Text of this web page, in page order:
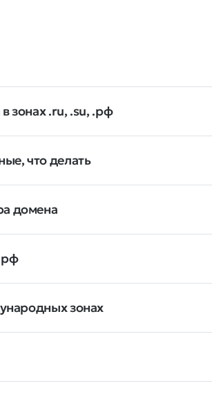
зонах .ru, .su, .рф
что делать
домена
зонах